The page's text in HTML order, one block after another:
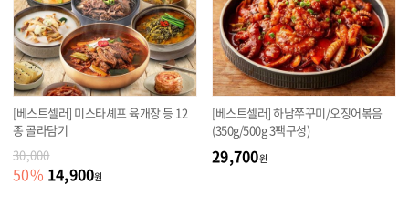
[베스트셀러] 미스타셰프 육개장 등 12
종 골라담기
30,000
50% 14,900원
[베스트셀러] 하남쭈꾸미/오징어볶음
(350g/500g 3팩구성)
29,700원